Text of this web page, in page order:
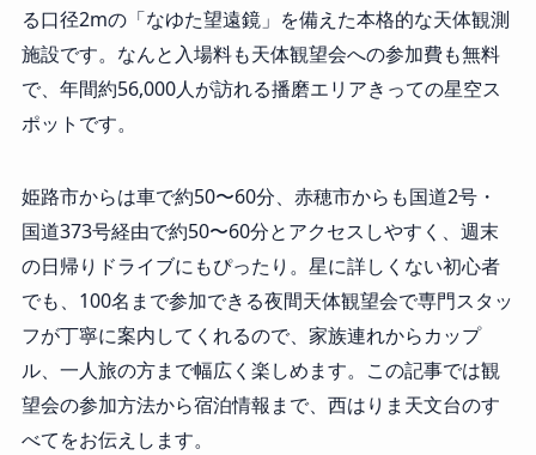
る口径2mの「なゆた望遠鏡」を備えた本格的な天体観測
施設です。なんと入場料も天体観望会への参加費も無料
で、年間約56,000人が訪れる播磨エリアきっての星空ス
ポットです。
姫路市からは車で約50〜60分、赤穂市からも国道2号・
国道373号経由で約50〜60分とアクセスしやすく、週末
の日帰りドライブにもぴったり。星に詳しくない初心者
でも、100名まで参加できる夜間天体観望会で専門スタッ
フが丁寧に案内してくれるので、家族連れからカップ
ル、一人旅の方まで幅広く楽しめます。この記事では観
望会の参加方法から宿泊情報まで、西はりま天文台のす
べてをお伝えします。